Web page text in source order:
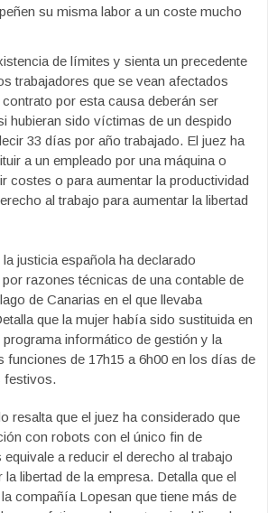
su misma labor a un coste mucho
de límites y sienta un precedente
trabajadores que se vean afectados
por esta causa deberán ser
hubieran sido víctimas de un despido
33 días por año trabajado. El juez ha
a un empleado por una máquina o
costes o para aumentar la productividad
al trabajo para aumentar la libertad
justicia española ha declarado
razones técnicas de una contable de
de Canarias en el que llevaba
que la mujer había sido sustituida en
informático de gestión y la
funciones de 17h15 a 6h00 en los días de
festivos.
resalta que el juez ha considerado que
con robots con el único fin de
a reducir el derecho al trabajo
la libertad de la empresa. Detalla que el
compañía Lopesan que tiene más de